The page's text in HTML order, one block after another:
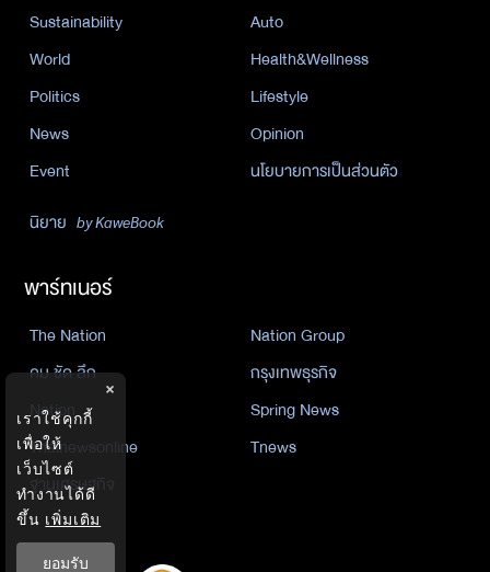
Sustainability
Auto
World
Health&Wellness
Politics
Lifestyle
News
Opinion
Event
นโยบายการเป็นส่วนตัว
นิยาย by KaweBook
พาร์ทเนอร์
The Nation
Nation Group
คม ชัด ลึก
กรุงเทพธุรกิจ
Nation
Spring News
Thainewsonline
Tnews
ฐานเศรษฐกิจ
×
เราใช้คุกกี้
เพื่อให้
เว็บไซต์
ทำงานได้ดี
ขึ้น เพิ่มเติม
ยอมรับ